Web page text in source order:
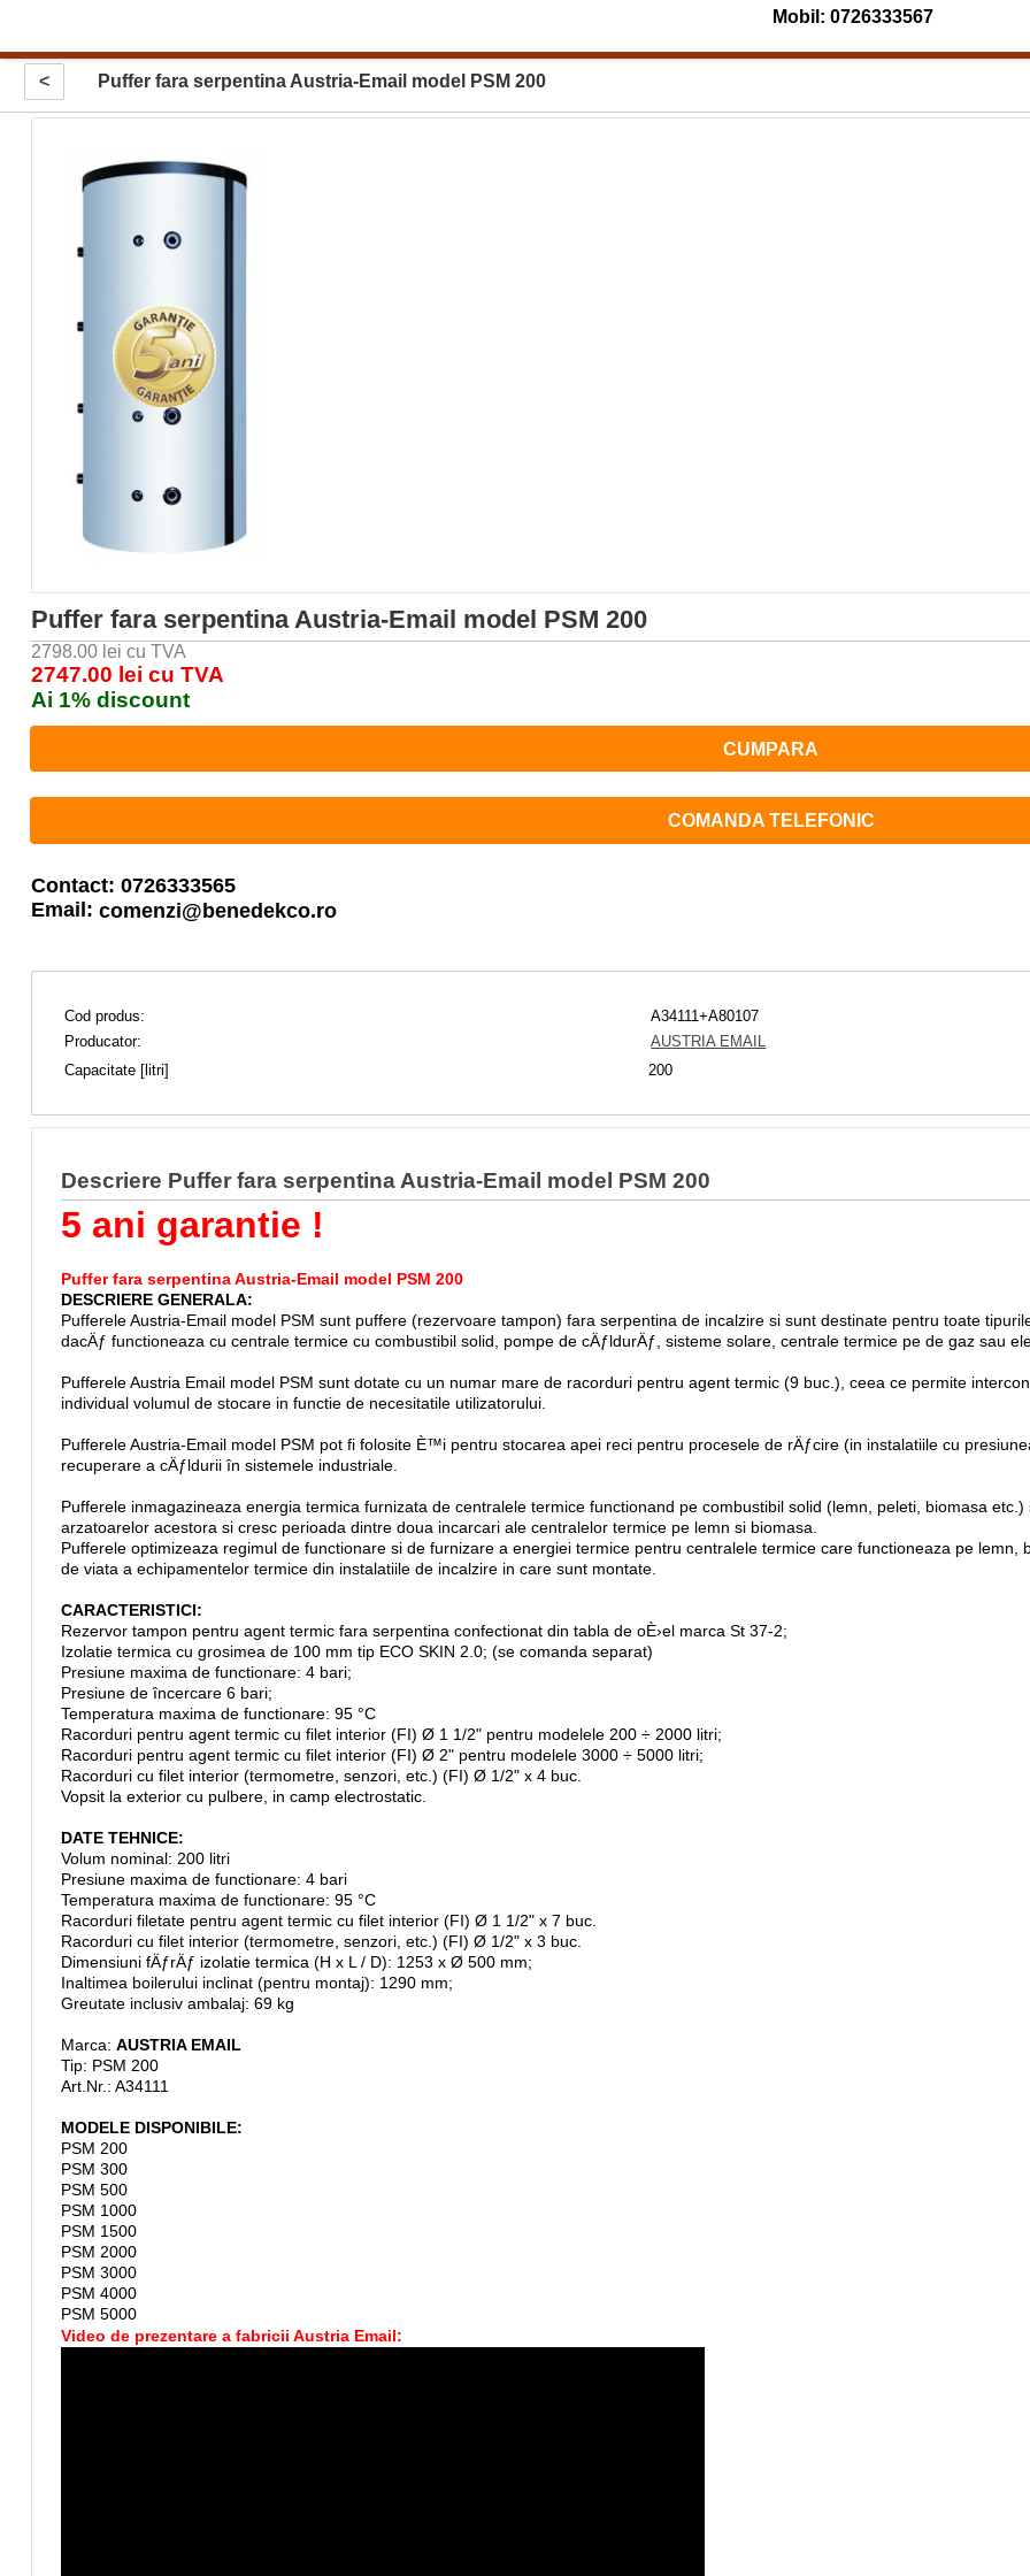
Mobil: 0726333567
< Puffer fara serpentina Austria-Email model PSM 200
Puffer fara serpentina Austria-Email model PSM 200
2798.00 lei cu TVA
2747.00 lei cu TVA
Ai 1% discount
CUMPARA
COMANDA TELEFONIC
Contact: 0726333565
Email: comenzi@benedekco.ro
Cod produs:
A34111+A80107
Producator:
AUSTRIA EMAIL
Capacitate [litri]
200
Descriere Puffer fara serpentina Austria-Email model PSM 200
5 ani garantie !
Puffer fara serpentina Austria-Email model PSM 200
DESCRIERE GENERALA:
Pufferele Austria-Email model PSM sunt puffere (rezervoare tampon) fara serpentina de incalzire si sunt destinate pentru toate
dacÄƒ functioneaza cu centrale termice cu combustibil solid, pompe de cÄƒldurÄƒ, sisteme solare, centrale termice pe de gaz sau
Pufferele Austria Email model PSM sunt dotate cu un numar mare de racorduri pentru agent termic (9 buc.), ceea ce permite
individual volumul de stocare in functie de necesitatile utilizatorului.
Pufferele Austria-Email model PSM pot fi folosite È™i pentru stocarea apei reci pentru procesele de rÄƒcire (in instalatiile cu
recuperare a cÄƒldurii în sistemele industriale.
Pufferele inmagazineaza energia termica furnizata de centralele termice functionand pe combustibil solid (lemn, peleti, biomasa
arzatoarelor acestora si cresc perioada dintre doua incarcari ale centralelor termice pe lemn si biomasa.
Pufferele optimizeaza regimul de functionare si de furnizare a energiei termice pentru centralele termice care functioneaza pe
de viata a echipamentelor termice din instalatiile de incalzire in care sunt montate.
CARACTERISTICI:
Rezervor tampon pentru agent termic fara serpentina confectionat din tabla de oÈ›el marca St 37-2;
Izolatie termica cu grosimea de 100 mm tip ECO SKIN 2.0; (se comanda separat)
Presiune maxima de functionare: 4 bari;
Presiune de încercare 6 bari;
Temperatura maxima de functionare: 95 °C
Racorduri pentru agent termic cu filet interior (FI) Ø 1 1/2" pentru modelele 200 ÷ 2000 litri;
Racorduri pentru agent termic cu filet interior (FI) Ø 2" pentru modelele 3000 ÷ 5000 litri;
Racorduri cu filet interior (termometre, senzori, etc.) (FI) Ø 1/2" x 4 buc.
Vopsit la exterior cu pulbere, in camp electrostatic.
DATE TEHNICE:
Volum nominal: 200 litri
Presiune maxima de functionare: 4 bari
Temperatura maxima de functionare: 95 °C
Racorduri filetate pentru agent termic cu filet interior (FI) Ø 1 1/2" x 7 buc.
Racorduri cu filet interior (termometre, senzori, etc.) (FI) Ø 1/2" x 3 buc.
Dimensiuni fÄƒrÄƒ izolatie termica (H x L / D): 1253 x Ø 500 mm;
Inaltimea boilerului inclinat (pentru montaj): 1290 mm;
Greutate inclusiv ambalaj: 69 kg
Marca:AUSTRIA EMAIL
Tip: PSM 200
Art.Nr.: A34111
MODELE DISPONIBILE:
PSM 200
PSM 300
PSM 500
PSM 1000
PSM 1500
PSM 2000
PSM 3000
PSM 4000
PSM 5000
Video de prezentare a fabricii Austria Email: